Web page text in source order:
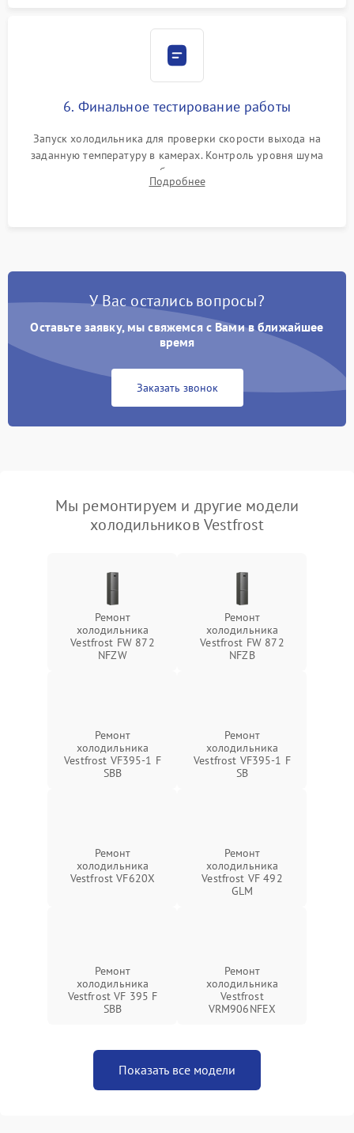
6. Финальное тестирование работы
Запуск холодильника для проверки скорости выхода на
заданную температуру в камерах. Контроль уровня шума
компрессора, отсутствия обмерзания стенок и корректного
срабатывания системы автоматической оттайки.
Подробнее
У Вас остались вопросы?
Оставьте заявку, мы свяжемся с Вами в ближайшее
время
Заказать звонок
Мы ремонтируем и другие модели
холодильников Vestfrost
Ремонт
холодильника
Vestfrost FW 872
NFZW
Ремонт
холодильника
Vestfrost FW 872
NFZВ
Ремонт
холодильника
Vestfrost VF395-1 F
SBB
Ремонт
холодильника
Vestfrost VF395-1 F
SB
Ремонт
холодильника
Vestfrost VF620X
Ремонт
холодильника
Vestfrost VF 492
GLM
Ремонт
холодильника
Vestfrost VF 395 F
SBB
Ремонт
холодильника
Vestfrost
VRM906NFEX
Показать все модели